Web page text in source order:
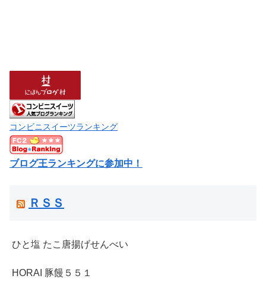
コンビニスイーツランキング
ブログ王ランキングに参加中！
ＲＳＳ
ひと塩 たこ唐揚げせんべい
HORAI 豚饅５５１